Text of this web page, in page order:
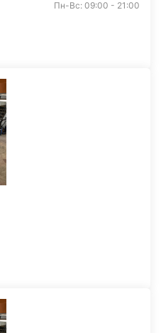
Пн-Вс: 09:00 - 21:00